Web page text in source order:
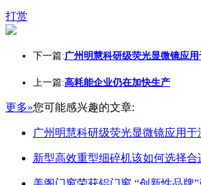
打赏
下一篇:广州明慧科研级荧光显微镜应
上一篇:高耗能企业仍在加快生产
更多»您可能感兴趣的文章:
广州明慧科研级荧光显微镜应用于
新型高效重型细碎机该如何选择合